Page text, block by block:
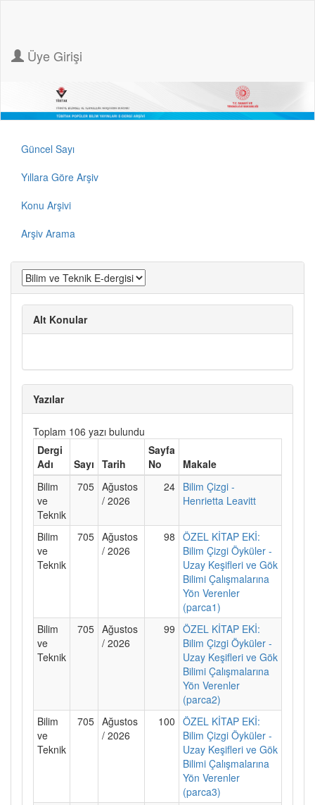
Üye Girişi
Güncel Sayı
Yıllara Göre Arşiv
Konu Arşivi
Arşiv Arama
Alt Konular
Yazılar
Toplam 106 yazı bulundu
Dergi
Adı
Sayı Tarih
Sayfa
No
Makale
Bilim
ve
Teknik
705 Ağustos
/ 2026
24 Bilim Çizgi -
Henrietta Leavitt
Bilim
ve
Teknik
705 Ağustos
/ 2026
98 ÖZEL KİTAP EKİ:
Bilim Çizgi Öyküler -
Uzay Keşifleri ve Gök
Bilimi Çalışmalarına
Yön Verenler
(parca1)
Bilim
ve
Teknik
705 Ağustos
/ 2026
99 ÖZEL KİTAP EKİ:
Bilim Çizgi Öyküler -
Uzay Keşifleri ve Gök
Bilimi Çalışmalarına
Yön Verenler
(parca2)
Bilim
ve
Teknik
705 Ağustos
/ 2026
100 ÖZEL KİTAP EKİ:
Bilim Çizgi Öyküler -
Uzay Keşifleri ve Gök
Bilimi Çalışmalarına
Yön Verenler
(parca3)